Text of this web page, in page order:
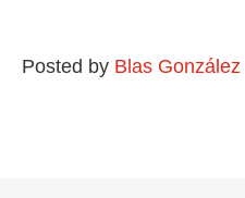
Posted by Blas González